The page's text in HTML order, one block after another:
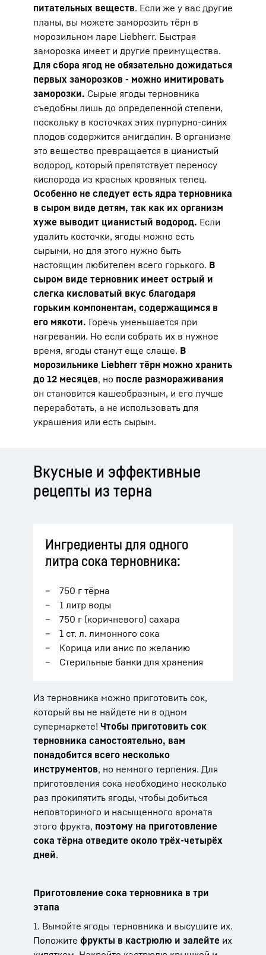
питательных веществ. Если же у вас другие
планы, вы можете заморозить тёрн в
морозильном ларе Liebherr. Быстрая
заморозка имеет и другие преимущества.
Для сбора ягод не обязательно дожидаться
первых заморозков - можно имитировать
заморозки. Сырые ягоды терновника
съедобны лишь до определенной степени,
поскольку в косточках этих пурпурно-синих
плодов содержится амигдалин. В организме
это вещество превращается в цианистый
водород, который препятствует переносу
кислорода из красных кровяных телец.
Особенно не следует есть ядра терновника
в сыром виде детям, так как их организм
хуже выводит цианистый водород. Если
удалить косточки, ягоды можно есть
сырыми, но для этого нужно быть
настоящим любителем всего горького. В
сыром виде терновник имеет острый и
слегка кисловатый вкус благодаря
горьким компонентам, содержащимся в
его мякоти. Горечь уменьшается при
нагревании. Но если собрать их в нужное
время, ягоды станут еще слаще. В
морозильнике Liebherr тёрн можно хранить
до 12 месяцев, но после размораживания
он становится кашеобразным, и его лучше
переработать, а не использовать для
украшения или есть сырым.
Вкусные и эффективные
рецепты из терна
Ингредиенты для одного
литра сока терновника:
750 г тёрна
1 литр воды
750 г (коричневого) сахара
1 ст. л. лимонного сока
Корица или анис по желанию
Стерильные банки для хранения
Из терновника можно приготовить сок,
который вы не найдете ни в одном
супермаркете! Чтобы приготовить сок
терновника самостоятельно, вам
понадобится всего несколько
инструментов, но немного терпения. Для
приготовления сока необходимо несколько
раз прокипятить ягоды, чтобы добиться
неповторимого и насыщенного аромата
этого фрукта, поэтому на приготовление
сока тёрна отведите около трёх-четырёх
дней.
Приготовление сока терновника в три
этапа
1. Вымойте ягоды терновника и высушите их.
Положите фрукты в кастрюлю и залейте их